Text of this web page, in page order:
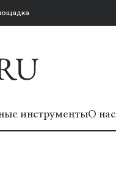
инструментыО нас